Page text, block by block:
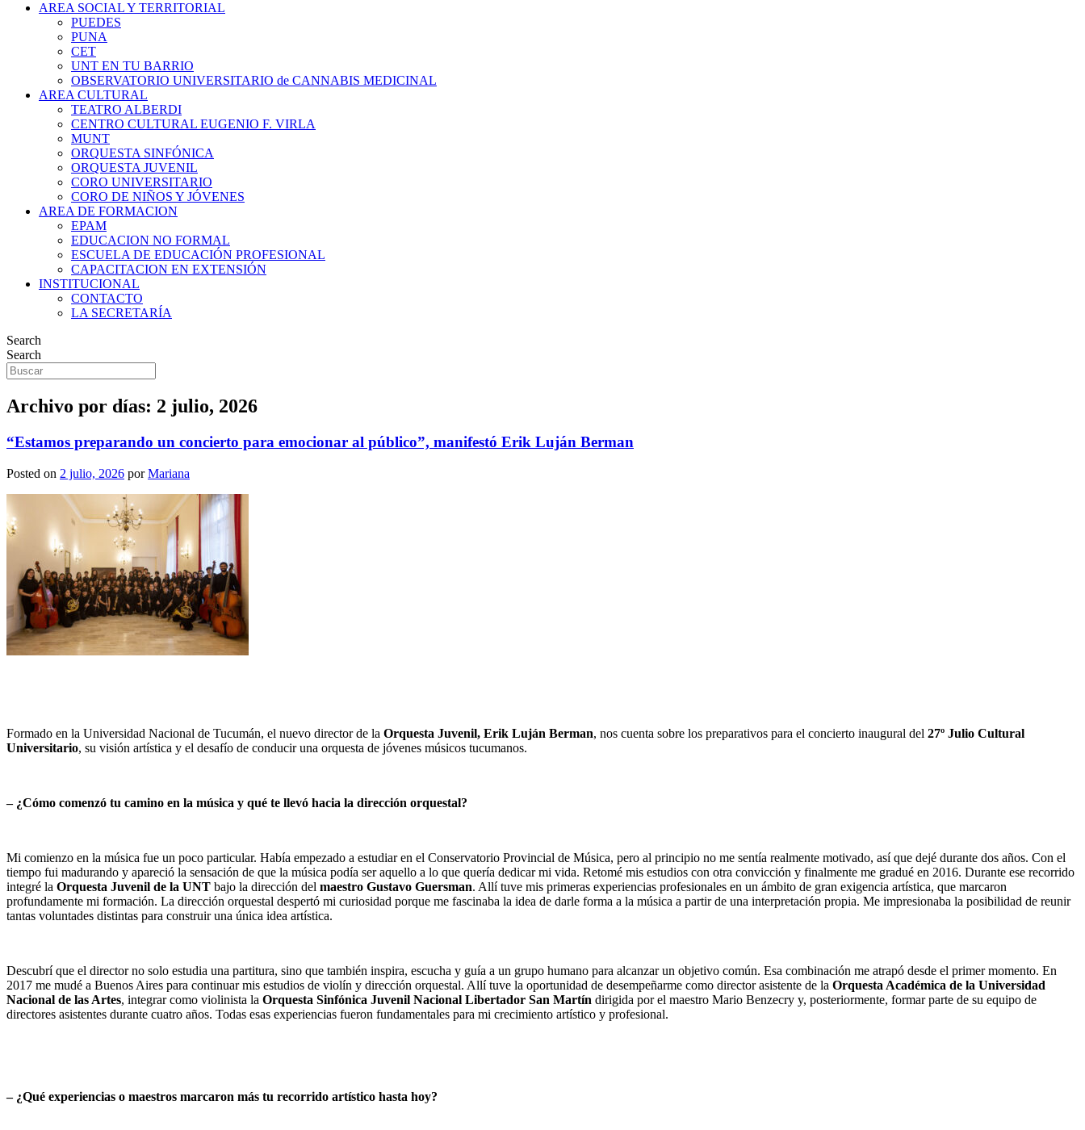
AREA SOCIAL Y TERRITORIAL
PUEDES
PUNA
CET
UNT EN TU BARRIO
OBSERVATORIO UNIVERSITARIO de CANNABIS MEDICINAL
AREA CULTURAL
TEATRO ALBERDI
CENTRO CULTURAL EUGENIO F. VIRLA
MUNT
ORQUESTA SINFÓNICA
ORQUESTA JUVENIL
CORO UNIVERSITARIO
CORO DE NIÑOS Y JÓVENES
AREA DE FORMACION
EPAM
EDUCACION NO FORMAL
ESCUELA DE EDUCACIÓN PROFESIONAL
CAPACITACION EN EXTENSIÓN
INSTITUCIONAL
CONTACTO
LA SECRETARÍA
Search
Search
Archivo por días: 2 julio, 2026
“Estamos preparando un concierto para emocionar al público”, manifestó Erik Luján Berman
Posted on 2 julio, 2026 porMariana
Formado en la Universidad Nacional de Tucumán, el nuevo director de la Orquesta Juvenil, Erik Luján Berman, nos cuenta sobre los preparativos para el concierto inaugural del 27º Julio Cultural
Universitario, su visión artística y el desafío de conducir una orquesta de jóvenes músicos tucumanos.
– ¿Cómo comenzó tu camino en la música y qué te llevó hacia la dirección orquestal?
Mi comienzo en la música fue un poco particular. Había empezado a estudiar en el Conservatorio Provincial de Música, pero al principio no me sentía realmente motivado, así que dejé durante dos años. Con el
tiempo fui madurando y apareció la sensación de que la música podía ser aquello a lo que quería dedicar mi vida. Retomé mis estudios con otra convicción y finalmente me gradué en 2016. Durante ese recorrido
integré la Orquesta Juvenil de la UNT bajo la dirección del maestro Gustavo Guersman. Allí tuve mis primeras experiencias profesionales en un ámbito de gran exigencia artística, que marcaron
profundamente mi formación. La dirección orquestal despertó mi curiosidad porque me fascinaba la idea de darle forma a la música a partir de una interpretación propia. Me impresionaba la posibilidad de reunir
tantas voluntades distintas para construir una única idea artística.
Descubrí que el director no solo estudia una partitura, sino que también inspira, escucha y guía a un grupo humano para alcanzar un objetivo común. Esa combinación me atrapó desde el primer momento. En
2017 me mudé a Buenos Aires para continuar mis estudios de violín y dirección orquestal. Allí tuve la oportunidad de desempeñarme como director asistente de la Orquesta Académica de la Universidad
Nacional de las Artes, integrar como violinista la Orquesta Sinfónica Juvenil Nacional Libertador San Martín dirigida por el maestro Mario Benzecry y, posteriormente, formar parte de su equipo de
directores asistentes durante cuatro años. Todas esas experiencias fueron fundamentales para mi crecimiento artístico y profesional.
– ¿Qué experiencias o maestros marcaron más tu recorrido artístico hasta hoy?